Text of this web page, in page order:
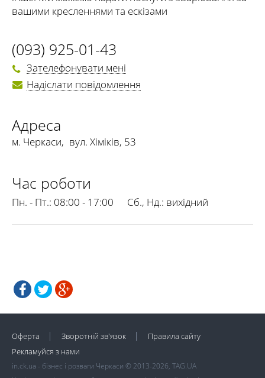
вашими кресленнями та ескізами
(093) 925-01-43
Зателефонувати мені
Надіслати повідомлення
Адреса
м. Черкаси, вул. Хіміків, 53
Час роботи
Пн. - Пт.: 08:00 - 17:00 Сб., Нд.: вихідний
Оферта Зворотній зв'язок
Правила сайту
Рекламуйся з нами
in.ck.ua - бізнес і розваги Черкаси © 2013-2026, TAG.UA